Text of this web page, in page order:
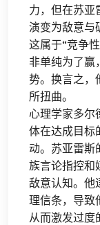
力，但在苏亚
演变为敌意与
这属于“竞争
非单纯为了赢
势。换言之，
所扭曲。
心理学家多尔
体在达成目标
动。苏亚雷斯
族言论指控和
敌意认知。他
理信条，导致
从而激发过度